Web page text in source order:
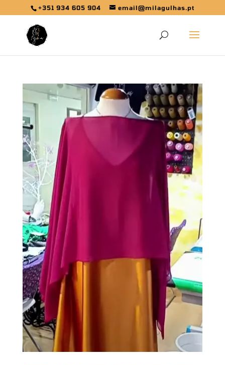
+351 934 605 904 email@milagulhas.pt